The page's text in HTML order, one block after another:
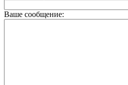
Ваше сообщение: